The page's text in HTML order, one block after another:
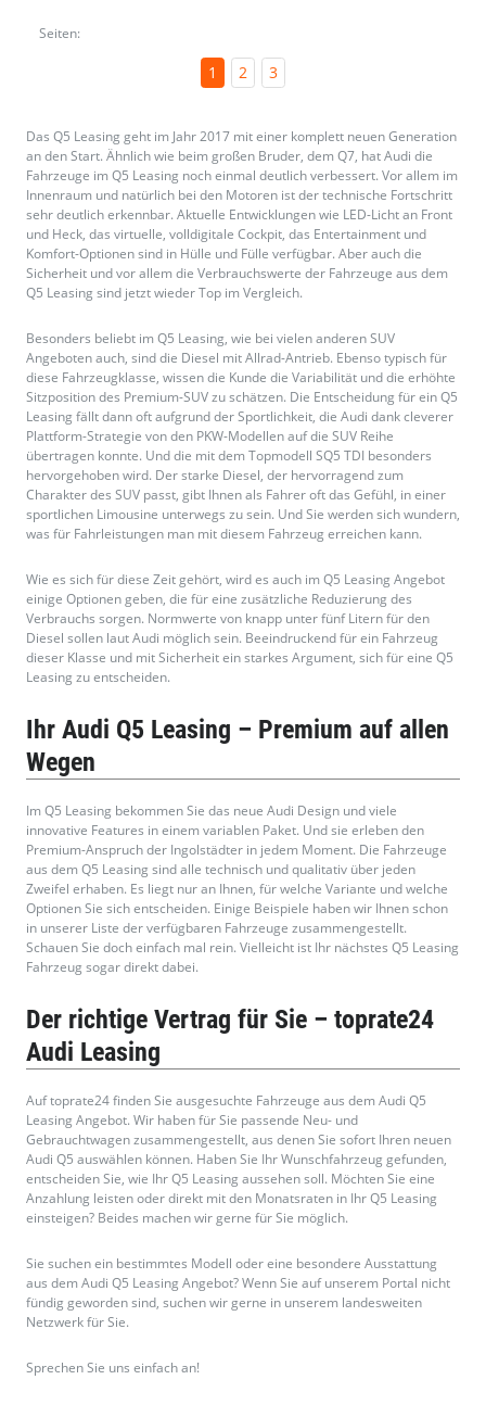
Seiten:
1 2 3
Das Q5 Leasing geht im Jahr 2017 mit einer komplett neuen Generation
an den Start. Ähnlich wie beim großen Bruder, dem Q7, hat Audi die
Fahrzeuge im Q5 Leasing noch einmal deutlich verbessert. Vor allem im
Innenraum und natürlich bei den Motoren ist der technische Fortschritt
sehr deutlich erkennbar. Aktuelle Entwicklungen wie LED-Licht an Front
und Heck, das virtuelle, volldigitale Cockpit, das Entertainment und
Komfort-Optionen sind in Hülle und Fülle verfügbar. Aber auch die
Sicherheit und vor allem die Verbrauchswerte der Fahrzeuge aus dem
Q5 Leasing sind jetzt wieder Top im Vergleich.
Besonders beliebt im Q5 Leasing, wie bei vielen anderen SUV
Angeboten auch, sind die Diesel mit Allrad-Antrieb. Ebenso typisch für
diese Fahrzeugklasse, wissen die Kunde die Variabilität und die erhöhte
Sitzposition des Premium-SUV zu schätzen. Die Entscheidung für ein Q5
Leasing fällt dann oft aufgrund der Sportlichkeit, die Audi dank cleverer
Plattform-Strategie von den PKW-Modellen auf die SUV Reihe
übertragen konnte. Und die mit dem Topmodell SQ5 TDI besonders
hervorgehoben wird. Der starke Diesel, der hervorragend zum
Charakter des SUV passt, gibt Ihnen als Fahrer oft das Gefühl, in einer
sportlichen Limousine unterwegs zu sein. Und Sie werden sich wundern,
was für Fahrleistungen man mit diesem Fahrzeug erreichen kann.
Wie es sich für diese Zeit gehört, wird es auch im Q5 Leasing Angebot
einige Optionen geben, die für eine zusätzliche Reduzierung des
Verbrauchs sorgen. Normwerte von knapp unter fünf Litern für den
Diesel sollen laut Audi möglich sein. Beeindruckend für ein Fahrzeug
dieser Klasse und mit Sicherheit ein starkes Argument, sich für eine Q5
Leasing zu entscheiden.
Ihr Audi Q5 Leasing – Premium auf allen
Wegen
Im Q5 Leasing bekommen Sie das neue Audi Design und viele
innovative Features in einem variablen Paket. Und sie erleben den
Premium-Anspruch der Ingolstädter in jedem Moment. Die Fahrzeuge
aus dem Q5 Leasing sind alle technisch und qualitativ über jeden
Zweifel erhaben. Es liegt nur an Ihnen, für welche Variante und welche
Optionen Sie sich entscheiden. Einige Beispiele haben wir Ihnen schon
in unserer Liste der verfügbaren Fahrzeuge zusammengestellt.
Schauen Sie doch einfach mal rein. Vielleicht ist Ihr nächstes Q5 Leasing
Fahrzeug sogar direkt dabei.
Der richtige Vertrag für Sie – toprate24
Audi Leasing
Auf toprate24 finden Sie ausgesuchte Fahrzeuge aus dem Audi Q5
Leasing Angebot. Wir haben für Sie passende Neu- und
Gebrauchtwagen zusammengestellt, aus denen Sie sofort Ihren neuen
Audi Q5 auswählen können. Haben Sie Ihr Wunschfahrzeug gefunden,
entscheiden Sie, wie Ihr Q5 Leasing aussehen soll. Möchten Sie eine
Anzahlung leisten oder direkt mit den Monatsraten in Ihr Q5 Leasing
einsteigen? Beides machen wir gerne für Sie möglich.
Sie suchen ein bestimmtes Modell oder eine besondere Ausstattung
aus dem Audi Q5 Leasing Angebot? Wenn Sie auf unserem Portal nicht
fündig geworden sind, suchen wir gerne in unserem landesweiten
Netzwerk für Sie.
Sprechen Sie uns einfach an!